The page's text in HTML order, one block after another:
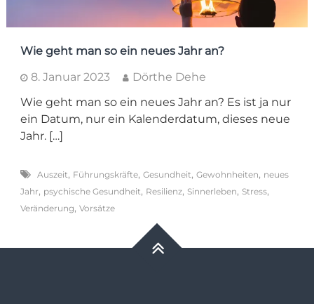
Wie geht man so ein neues Jahr an?
8. Januar 2023
Dörthe Dehe
Wie geht man so ein neues Jahr an? Es ist ja nur
ein Datum, nur ein Kalenderdatum, dieses neue
Jahr. […]
Auszeit, Führungskräfte, Gesundheit, Gewohnheiten, neues
Jahr, psychische Gesundheit, Resilienz, Sinnerleben, Stress,
Veränderung, Vorsätze